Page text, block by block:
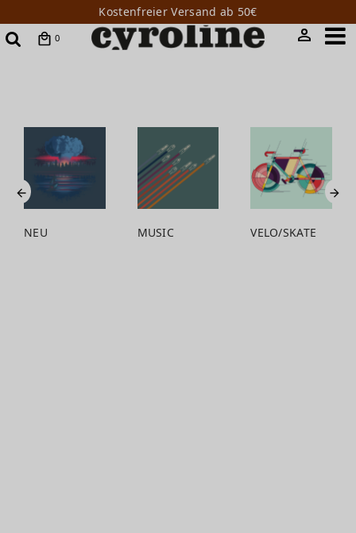
Kostenfreier Versand ab 50€
0
NEU MUSIC VELO/SKATE